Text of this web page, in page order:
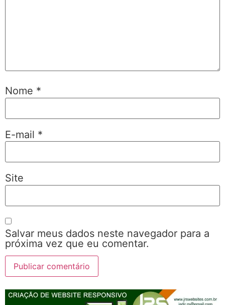
Nome *
E-mail *
Site
Salvar meus dados neste navegador para a
próxima vez que eu comentar.